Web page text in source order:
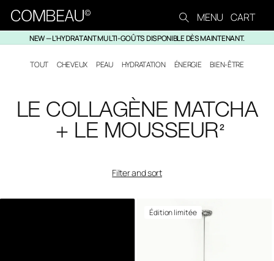
Skip to content MENU CART
NEW — L'HYDRATANT MULTI-GOÛTS DISPONIBLE DÈS MAINTENANT.
TOUT CHEVEUX PEAU HYDRATATION ÉNERGIE BIEN-ÊTRE
C
E
LE COLLAGÈNE MATCHA
+ LE MOUSSEUR2
Filter and sort
Édition limitée